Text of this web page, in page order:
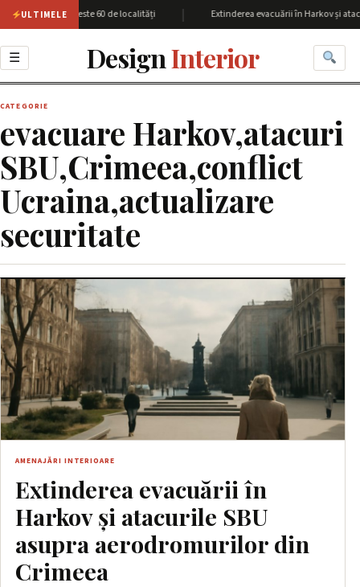
ULTIMELE
Harkov cu peste 60 de localități Extinderea evacuării în Harkov și
☰ DesignInterior
CATEGORIE
evacuare Harkov,atacuri
SBU,Crimeea,conflict
Ucraina,actualizare
securitate
AMENAJĂRI INTERIOARE
Extinderea evacuării în
Harkov și atacurile SBU
asupra aerodromurilor din
Crimeea